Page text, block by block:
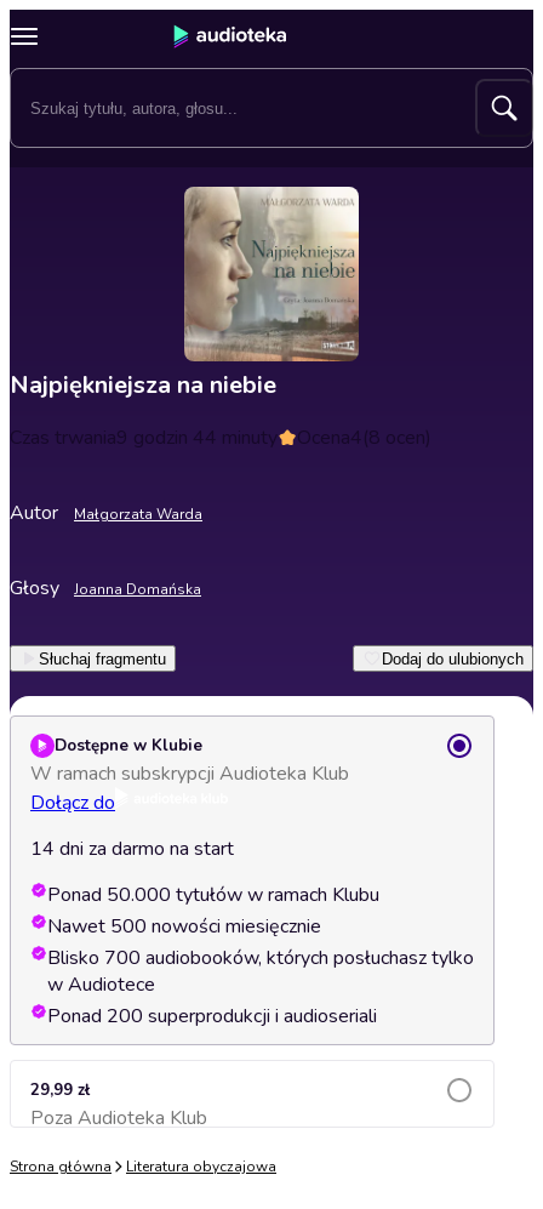
Najpiękniejsza na niebie
Czas trwania9 godzin 44 minuty Ocena4(8 ocen)
Autor Małgorzata Warda
Głosy Joanna Domańska
Słuchaj fragmentu Dodaj do ulubionych
Dostępne w Klubie
W ramach subskrypcji Audioteka Klub
Dołącz do
14 dni za darmo na start
Ponad 50.000 tytułów w ramach Klubu
Nawet 500 nowości miesięcznie
Blisko 700 audiobooków, których posłuchasz tylko
w Audiotece
Ponad 200 superprodukcji i audioseriali
29,99 zł
Poza Audioteka KlubDodaj do koszyka
Strona główna Literatura obyczajowa